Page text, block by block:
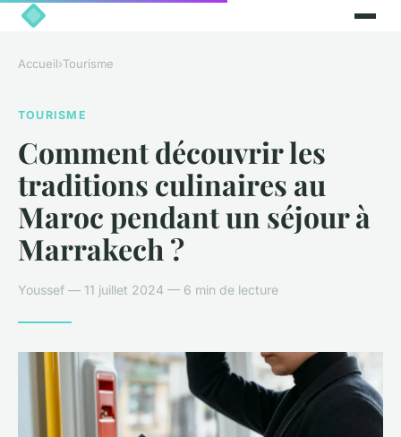
Accueil›Tourisme
TOURISME
Comment découvrir les
traditions culinaires au
Maroc pendant un séjour à
Marrakech ?
Youssef — 11 juillet 2024 — 6 min de lecture